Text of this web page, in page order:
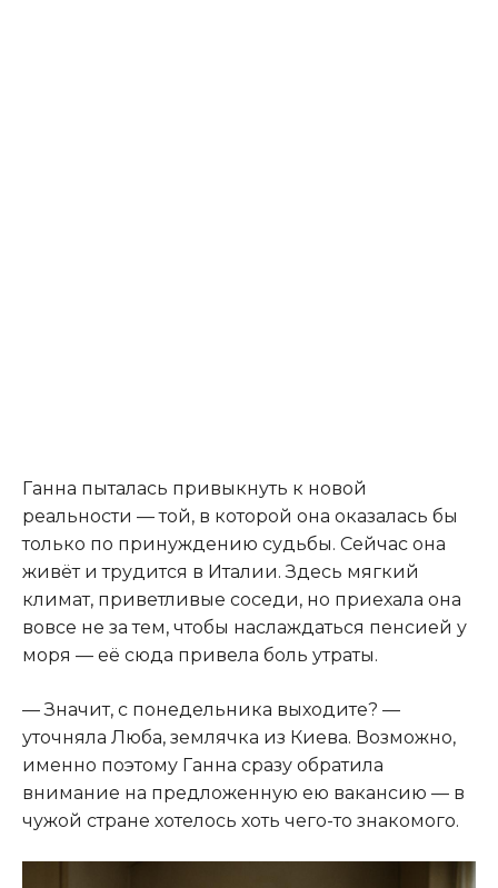
Ганна пыталась привыкнуть к новой
реальности — той, в которой она оказалась бы
только по принуждению судьбы. Сейчас она
живёт и трудится в Италии. Здесь мягкий
климат, приветливые соседи, но приехала она
вовсе не за тем, чтобы наслаждаться пенсией у
моря — её сюда привела боль утраты.
— Значит, с понедельника выходите? —
уточняла Люба, землячка из Киева. Возможно,
именно поэтому Ганна сразу обратила
внимание на предложенную ею вакансию — в
чужой стране хотелось хоть чего-то знакомого.